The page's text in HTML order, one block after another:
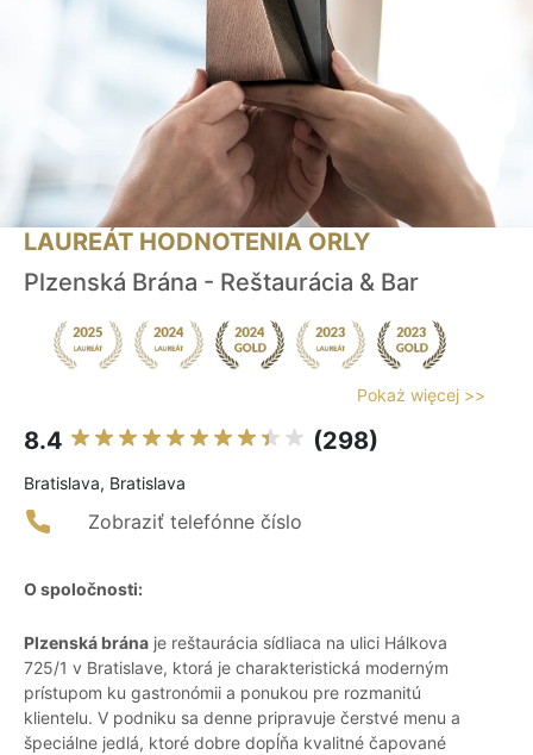
LAUREÁT HODNOTENIA ORLY
Plzenská Brána - Reštaurácia & Bar
Pokaż więcej >>
8.4 (298)
Bratislava, Bratislava
Zobraziť telefónne číslo
O spoločnosti:
Plzenská brána je reštaurácia sídliaca na ulici Hálkova
725/1 v Bratislave, ktorá je charakteristická moderným
prístupom ku gastronómii a ponukou pre rozmanitú
klientelu. V podniku sa denne pripravuje čerstvé menu a
špeciálne jedlá, ktoré dobre dopĺňa kvalitné čapované